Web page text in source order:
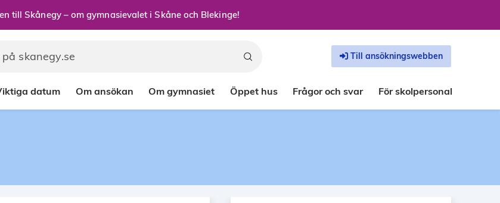
till Skånegy – om gymnasievalet i Skåne och Blekinge!
datum Om ansökan Om gymnasiet Öppet hus Frågor och svar För skolpersonal
Till ansökningswebben